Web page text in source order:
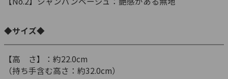
◆サイズ◆
【高 さ】：約22.0cm
（持ち手含む高さ：約32.0cm）